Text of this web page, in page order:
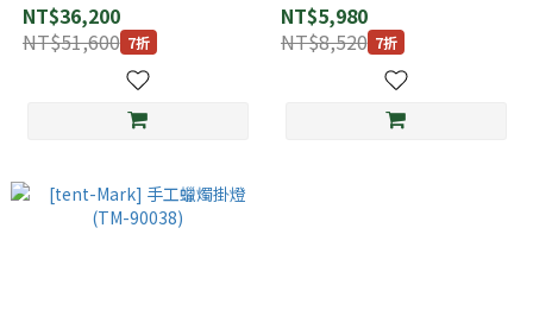
NT$36,200
NT$51,600 7折
NT$5,980
NT$8,520 7折